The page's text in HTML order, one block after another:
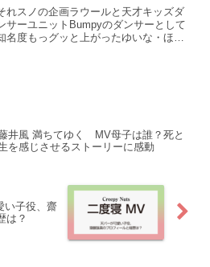
れスノの企画ラウールと天才キッズダ
サーユニットBumpyのダンサーとして
名度もっグッと上がったゆいな・ほな
井風 満ちてゆく MV母子は誰？死と
を感じさせるストーリーに感動
い子役、齋
は？